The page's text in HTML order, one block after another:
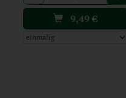
9,49€